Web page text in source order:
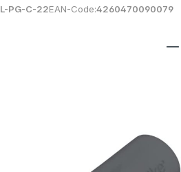
PG-C-22EAN-Code:4260470090079